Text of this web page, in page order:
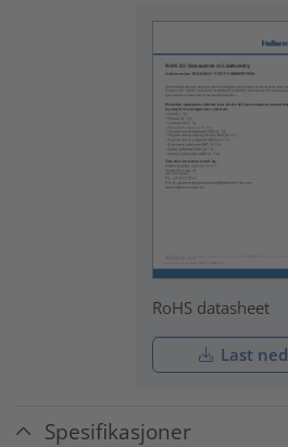
RoHS datasheet
Last ned
Spesifikasjoner